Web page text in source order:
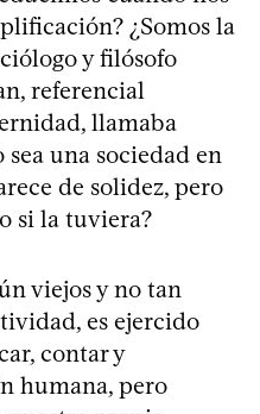
¿Somos la
y filósofo
referencial
llamaba
una sociedad en
de solidez, pero
si la tuviera?
viejos y no tan
es ejercido
contar y
humana, pero